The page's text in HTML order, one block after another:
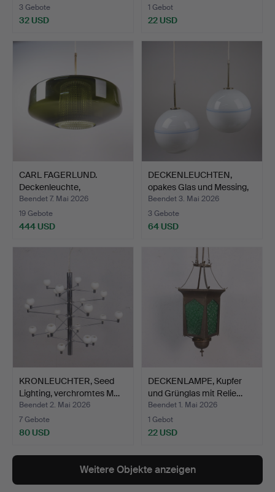
3 Gebote
32 USD
1 Gebot
22 USD
CARL FAGERLUND.
Deckenleuchte,
Messing/Gla…
Beendet 7. Mai 2026
19 Gebote
444 USD
DECKENLEUCHTEN,
opakes Glas und Messing,
v…
Beendet 3. Mai 2026
3 Gebote
64 USD
KRONLEUCHTER, Seed
Lighting, verchromtes M…
Beendet 2. Mai 2026
7 Gebote
80 USD
DECKENLAMPE, Kupfer
und Grünglas mit Relie…
Beendet 1. Mai 2026
1 Gebot
22 USD
Weitere Objekte anzeigen